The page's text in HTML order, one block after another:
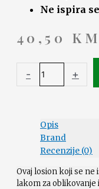
Ne ispira
40,50 KM
- +
Opis
Brand
Recenzije (0)
Ovaj losion koji se ne
lakom za oblikovanje